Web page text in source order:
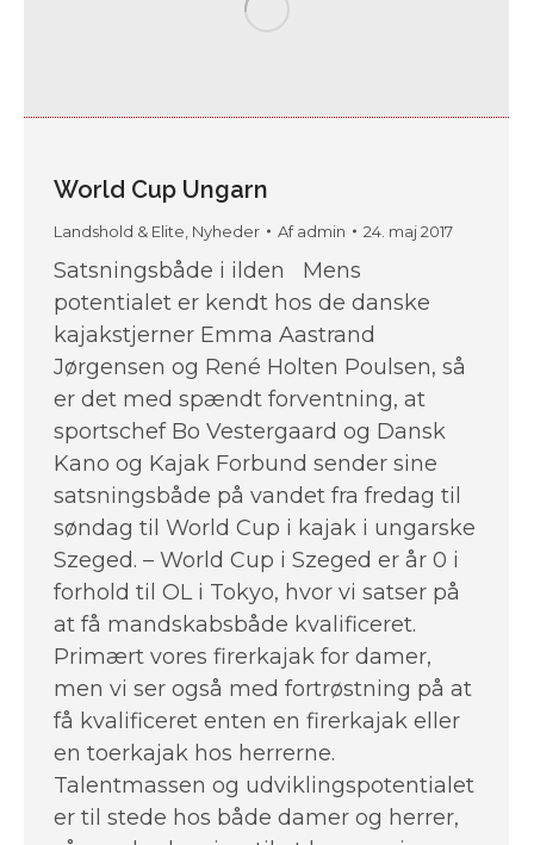
World Cup Ungarn
Landshold & Elite, Nyheder Afadmin 24. maj 2017
Satsningsbåde i ilden Mens
potentialet er kendt hos de danske
kajakstjerner Emma Aastrand
Jørgensen og René Holten Poulsen, så
er det med spændt forventning, at
sportschef Bo Vestergaard og Dansk
Kano og Kajak Forbund sender sine
satsningsbåde på vandet fra fredag til
søndag til World Cup i kajak i ungarske
Szeged. – World Cup i Szeged er år 0 i
forhold til OL i Tokyo, hvor vi satser på
at få mandskabsbåde kvalificeret.
Primært vores firerkajak for damer,
men vi ser også med fortrøstning på at
få kvalificeret enten en firerkajak eller
en toerkajak hos herrerne.
Talentmassen og udviklingspotentialet
er til stede hos både damer og herrer,